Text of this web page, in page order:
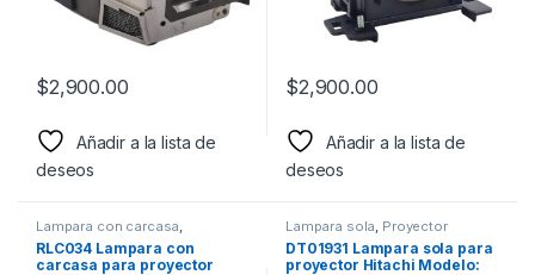
$2,900.00
Añadir a la lista de
deseos
$2,900.00
Añadir a la lista de
deseos
Lampara con carcasa,
Proyector
RLC034 Lampara con
carcasa para proyector
Lampara sola, Proyector
DT01931 Lampara sola para
proyector Hitachi Modelo: